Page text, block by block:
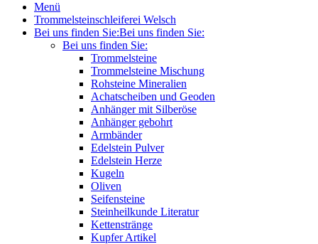
Menü
Trommelsteinschleiferei Welsch
Bei uns finden Sie:Bei uns finden Sie:
Bei uns finden Sie:
Trommelsteine
Trommelsteine Mischung
Rohsteine Mineralien
Achatscheiben und Geoden
Anhänger mit Silberöse
Anhänger gebohrt
Armbänder
Edelstein Pulver
Edelstein Herze
Kugeln
Oliven
Seifensteine
Steinheilkunde Literatur
Kettenstränge
Kupfer Artikel